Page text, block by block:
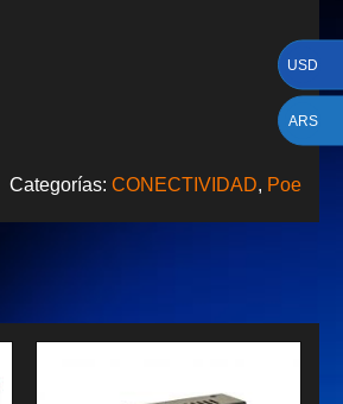
Categorías: CONECTIVIDAD, Poe
USD
ARS